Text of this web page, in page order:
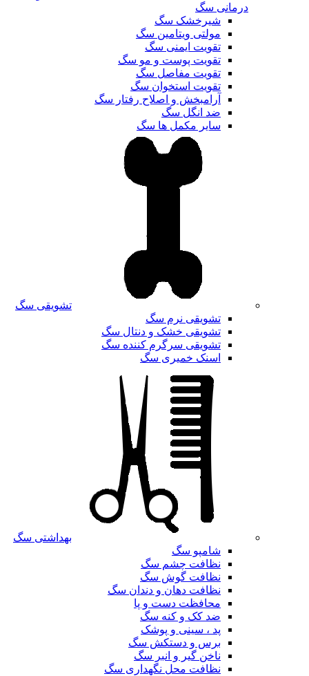
درمانی سگ
شیرخشک سگ
مولتی ویتامین سگ
تقویت ایمنی سگ
تقویت پوست و مو سگ
تقویت مفاصل سگ
تقویت استخوان سگ
آرامبخش و اصلاح رفتار سگ
ضد انگل سگ
سایر مکمل ها سگ
تشویقی سگ
تشویقی نرم سگ
تشویقی خشک و دنتال سگ
تشویقی سرگرم کننده سگ
اسنک خمیری سگ
بهداشتی سگ
شامپو سگ
نظافت چشم سگ
نظافت گوش سگ
نظافت دهان و دندان سگ
محافظت دست و پا
ضد کک و کنه سگ
پد ، سینی و پوشک
برس و دستکش سگ
ناخن گیر و انبر سگ
نظافت محل نگهداری سگ